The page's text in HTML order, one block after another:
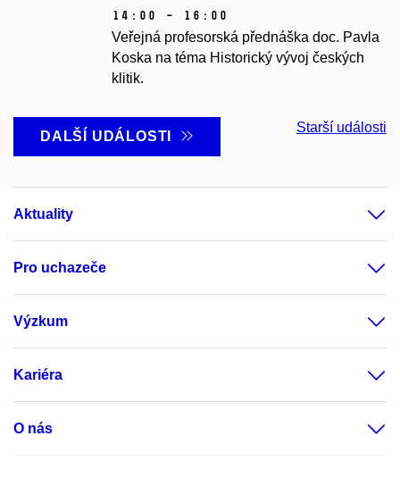
14:00 – 16:00
Veřejná profesorská přednáška doc. Pavla
Koska na téma Historický vývoj českých
klitik.
DALŠÍ UDÁLOSTI
Starší události
Aktuality
Pro uchazeče
Výzkum
Kariéra
O nás